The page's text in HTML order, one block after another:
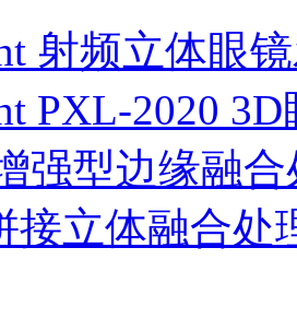
射频立体眼
PXL-2020 3D
强型边缘融
接立体融合处